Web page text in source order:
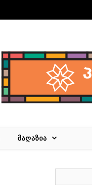
ᲛᲐᲦᲐᲖᲘᲐ